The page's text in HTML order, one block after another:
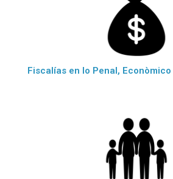
Fiscalías en lo Penal,